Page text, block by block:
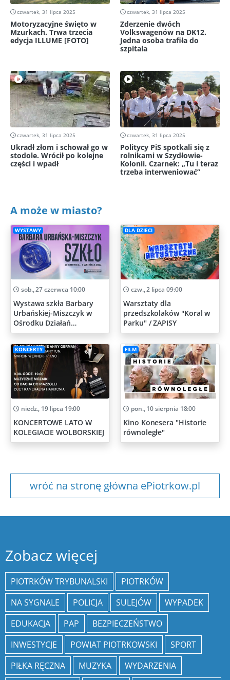
czwartek, 31 lipca 2025
Motoryzacyjne święto w
Mzurkach. Trwa trzecia
edycja ILLUME [FOTO]
czwartek, 31 lipca 2025
Zderzenie dwóch
Volkswagenów na DK12.
Jedna osoba trafiła do
szpitala
czwartek, 31 lipca 2025
Ukradł złom i schował go w
stodole. Wrócił po kolejne
części i wpadł
czwartek, 31 lipca 2025
Politycy PiS spotkali się z
rolnikami w Szydłowie-
Kolonii. Czarnek: „Tu i teraz
trzeba interweniować”
A może w miasto?
WYSTAWY
sob., 27 czerwca 10:00
Wystawa szkła Barbary
Urbańskiej-Miszczyk w
Ośrodku Działań
Artystycznych
DLA DZIECI
czw., 2 lipca 09:00
Warsztaty dla
przedszkolaków "Koral w
Parku" / ZAPISY
KONCERTY
niedz., 19 lipca 19:00
KONCERTOWE LATO W
KOLEGIACIE WOLBORSKIEJ
FILM
pon., 10 sierpnia 18:00
Kino Konesera "Historie
równoległe"
wróć na stronę główna ePiotrkow.pl
Zobacz więcej
PIOTRKÓW TRYBUNALSKI
PIOTRKÓW
NA SYGNALE
POLICJA SULEJÓW
WYPADEK
EDUKACJA
PAP
BEZPIECZEŃSTWO
INWESTYCJE
POWIAT PIOTRKOWSKI
SPORT
PIŁKA RĘCZNA
MUZYKA
WYDARZENIA